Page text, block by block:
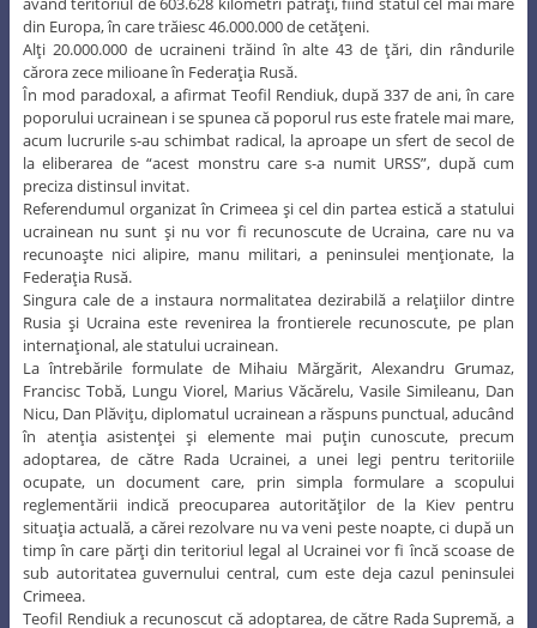
din Europa, în care trăiesc 46.000.000 de cetăţeni.
Alţi 20.000.000 de ucraineni trăind în alte 43 de ţări, din rândurile
cărora zece milioane în Federaţia Rusă.
În mod paradoxal, a afirmat Teofil Rendiuk, după 337 de ani, în care
poporului ucrainean i se spunea că poporul rus este fratele mai mare,
acum lucrurile s-au schimbat radical, la aproape un sfert de secol de
la eliberarea de “acest monstru care s-a numit URSS”, după cum
preciza distinsul invitat.
Referendumul organizat în Crimeea şi cel din partea estică a statului
ucrainean nu sunt şi nu vor fi recunoscute de Ucraina, care nu va
recunoaşte nici alipire, manu militari, a peninsulei menţionate, la
Federaţia Rusă.
Singura cale de a instaura normalitatea dezirabilă a relaţiilor dintre
Rusia şi Ucraina este revenirea la frontierele recunoscute, pe plan
internaţional, ale statului ucrainean.
La întrebările formulate de Mihaiu Mărgărit, Alexandru Grumaz,
Francisc Tobă, Lungu Viorel, Marius Văcărelu, Vasile Simileanu, Dan
Nicu, Dan Plăviţu, diplomatul ucrainean a răspuns punctual, aducând
în atenţia asistenţei şi elemente mai puţin cunoscute, precum
adoptarea, de către Rada Ucrainei, a unei legi pentru teritoriile
ocupate, un document care, prin simpla formulare a scopului
reglementării indică preocuparea autorităţilor de la Kiev pentru
situaţia actuală, a cărei rezolvare nu va veni peste noapte, ci după un
timp în care părţi din teritoriul legal al Ucrainei vor fi încă scoase de
sub autoritatea guvernului central, cum este deja cazul peninsulei
Crimeea.
Teofil Rendiuk a recunoscut că adoptarea, de către Rada Supremă, a